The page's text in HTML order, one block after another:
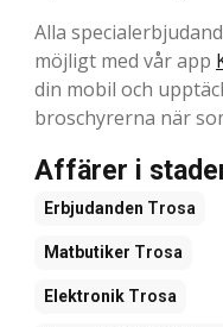
Alla
möjligt med vår app
din mobil och
broschyrerna när
Affärer i
Erbjudanden Trosa
Matbutiker Trosa
Elektronik Trosa